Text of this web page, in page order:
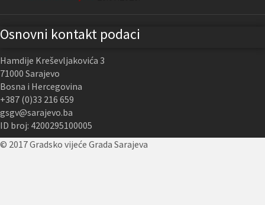
Osnovni kontakt podaci
Hamdije Kreševljakovića 3
71000 Sarajevo
Bosna i Hercegovina
+387 (0)33 216 659
gsgv@sarajevo.ba
ID broj: 4200295100005
© 2017 Gradsko vijeće Grada Sarajeva